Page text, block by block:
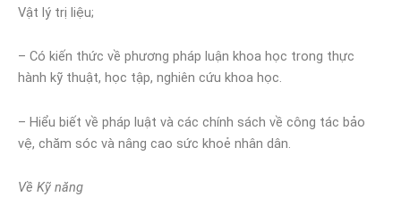
Vật lý trị liệu;
– Có kiến thức về phương pháp luận khoa học trong thực
hành kỹ thuật, học tập, nghiên cứu khoa học.
– Hiểu biết về pháp luật và các chính sách về công tác bảo
vệ, chăm sóc và nâng cao sức khoẻ nhân dân.
Về Kỹ năng